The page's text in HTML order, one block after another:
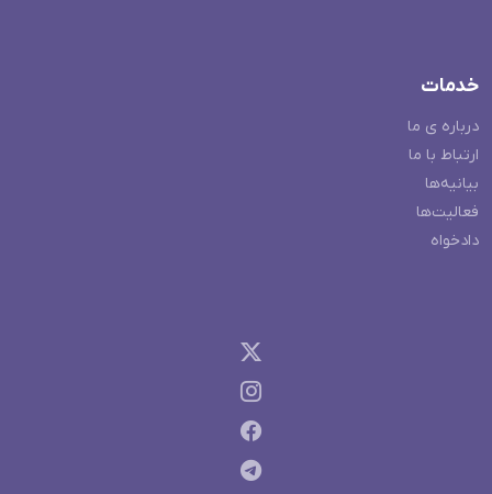
خدمات
درباره ی ما
ارتباط با ما
بیانیه‌ها
فعالیت‌ها
دادخواه